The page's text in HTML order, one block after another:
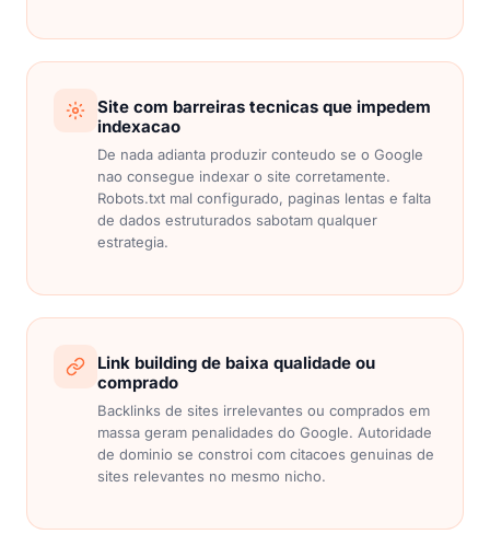
Site com barreiras tecnicas que impedem
indexacao
De nada adianta produzir conteudo se o Google
nao consegue indexar o site corretamente.
Robots.txt mal configurado, paginas lentas e falta
de dados estruturados sabotam qualquer
estrategia.
Link building de baixa qualidade ou
comprado
Backlinks de sites irrelevantes ou comprados em
massa geram penalidades do Google. Autoridade
de dominio se constroi com citacoes genuinas de
sites relevantes no mesmo nicho.